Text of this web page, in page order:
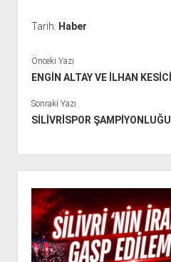
Tarih: Haber
Önceki Yazı
ENGİN ALTAY VE İLHAN
Sonraki Yazı
SİLİVRİSPOR